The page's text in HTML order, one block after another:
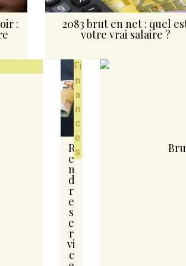
: 2083 brut en net : quel
votre vrai salaire ?
Fi
n
a
n
c
e
s
R
e
n
d
r
e
s
e
r
vi
c